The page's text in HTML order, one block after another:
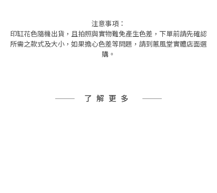
注意事項：
印缸花色隨機出貨，且拍照與實物難免產生色差，下單前請先確認
所需之款式及大小，如果擔心色差等問題，請到蕙風堂實體店面選
購。
了解更多